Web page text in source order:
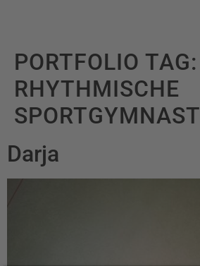
PORTFOLIO TAG:
RHYTHMISCHE
Darja